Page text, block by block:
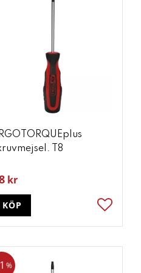
T8
kr
Lägg
KÖP
%